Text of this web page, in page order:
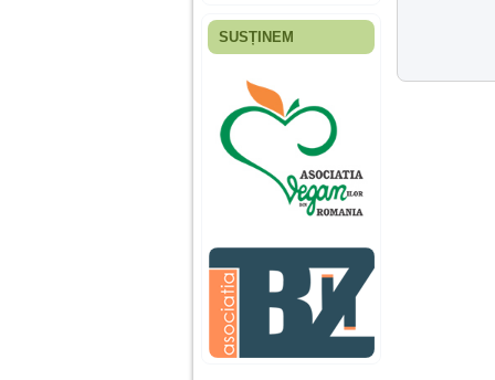
Fiica mea s-a nascut
ani, privind in urma
realizez cat de multe
greseli am facut in
educatia si cresterea
ei, am fost o mama
egoista, preocupata
de implinirea
profesionala, cand ea
era mica am neglijat-
agresiva, orice
greseala era taxata cu
o palma sau pedepse.
De 4 ani am o relatie
serioasa cu un barbat
SUSȚINEM